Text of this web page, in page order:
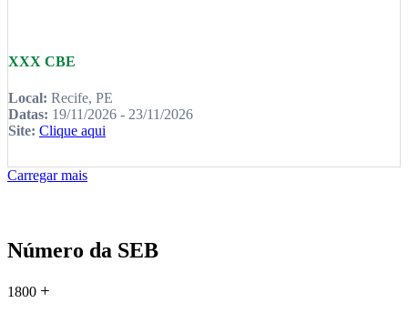
XXX CBE
Local: Recife, PE
Datas: 19/11/2026 - 23/11/2026
Site: Clique aqui
Carregar mais
Número da SEB
1800 +